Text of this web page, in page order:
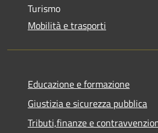
Turismo
Mobilità e trasporti
Educazione e formazione
Giustizia e sicurezza pubblica
Tributi,finanze e